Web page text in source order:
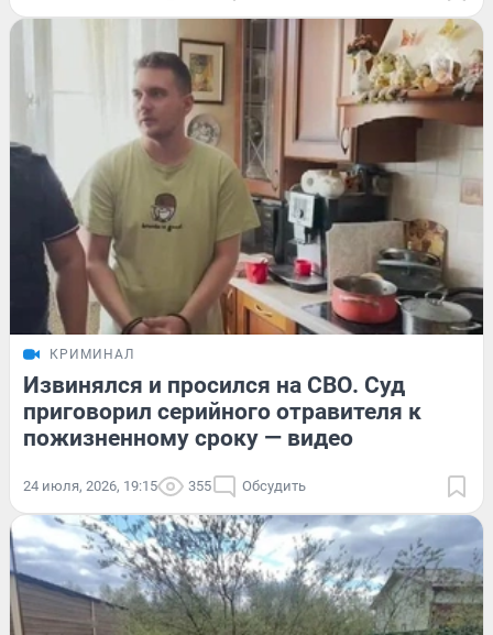
КРИМИНАЛ
Извинялся и просился на СВО. Суд
приговорил серийного отравителя к
пожизненному сроку — видео
24 июля, 2026, 19:15 355 Обсудить